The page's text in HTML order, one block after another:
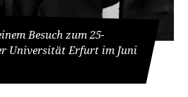
Besuch zum 25-
Universität Erfurt im Juni